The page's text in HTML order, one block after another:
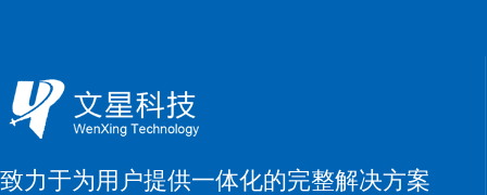
致力于为用户提供一体化的完整解决方案